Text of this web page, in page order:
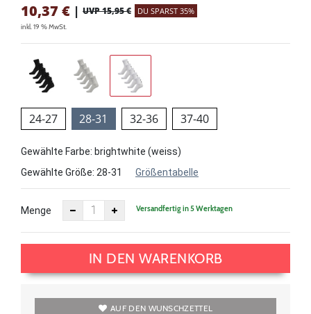
10,37 € | UVP 15,95 € DU SPARST 35%
inkl. 19 % MwSt.
24-27 28-31 32-36 37-40
Gewählte Farbe: brightwhite (weiss)
Gewählte Größe: 28-31 Größentabelle
Menge Versandfertig in 5 Werktagen
IN DEN WARENKORB
AUF DEN WUNSCHZETTEL